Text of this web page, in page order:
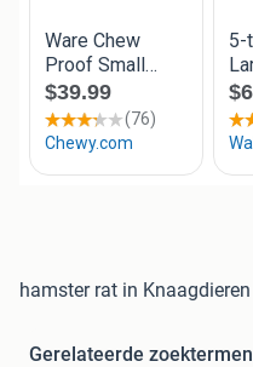
hamster rat in Knaagdieren
Gerelateerde zoektermen